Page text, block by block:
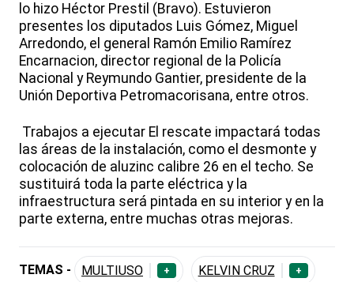
lo hizo Héctor Prestil (Bravo). Estuvieron
presentes los diputados Luis Gómez, Miguel
Arredondo, el general Ramón Emilio Ramírez
Encarnacion, director regional de la Policía
Nacional y Reymundo Gantier, presidente de la
Unión Deportiva Petromacorisana, entre otros.
Trabajos a ejecutar El rescate impactará todas
las áreas de la instalación, como el desmonte y
colocación de aluzinc calibre 26 en el techo. Se
sustituirá toda la parte eléctrica y la
infraestructura será pintada en su interior y en la
parte externa, entre muchas otras mejoras.
TEMAS - MULTIUSO + KELVIN CRUZ +